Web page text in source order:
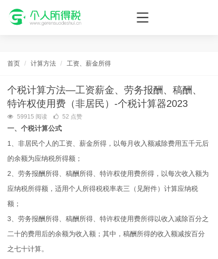
个人所得税网，最新个税资讯平台，您的个税管理专家！
首页 计算方法 工资、薪金所得
个税计算方法—工资薪金、劳务报酬、稿酬、
特许权使用费（非居民）-个税计算器2023
59915 阅读 52 点赞
一、个税计算公式
1、非居民个人的工资、薪金所得，以每月收入额减除费用五千元后
的余额为应纳税所得额；
2、劳务报酬所得、稿酬所得、特许权使用费所得，以每次收入额为
应纳税所得额，适用个人所得税税率表三（见附件）计算应纳税
额；
3、劳务报酬所得、稿酬所得、特许权使用费所得以收入减除百分之
二十的费用后的余额为收入额；其中，稿酬所得的收入额减按百分
之七十计算。